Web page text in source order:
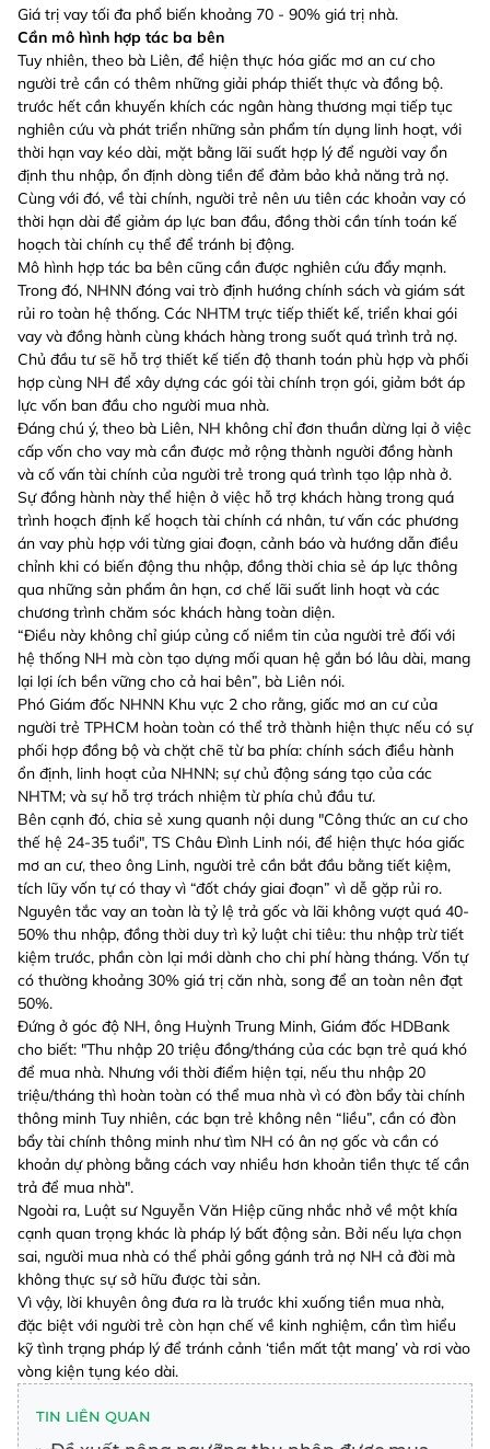
Giá trị vay tối đa phổ biến khoảng 70 - 90% giá trị nhà.
Cần mô hình hợp tác ba bên
Tuy nhiên, theo bà Liên, để hiện thực hóa giấc mơ an cư cho
người trẻ cần có thêm những giải pháp thiết thực và đồng bộ.
trước hết cần khuyến khích các ngân hàng thương mại tiếp tục
nghiên cứu và phát triển những sản phẩm tín dụng linh hoạt, với
thời hạn vay kéo dài, mặt bằng lãi suất hợp lý để người vay ổn
định thu nhập, ổn định dòng tiền để đảm bảo khả năng trả nợ.
Cùng với đó, về tài chính, người trẻ nên ưu tiên các khoản vay có
thời hạn dài để giảm áp lực ban đầu, đồng thời cần tính toán kế
hoạch tài chính cụ thể để tránh bị động.
Mô hình hợp tác ba bên cũng cần được nghiên cứu đẩy mạnh.
Trong đó, NHNN đóng vai trò định hướng chính sách và giám sát
rủi ro toàn hệ thống. Các NHTM trực tiếp thiết kế, triển khai gói
vay và đồng hành cùng khách hàng trong suốt quá trình trả nợ.
Chủ đầu tư sẽ hỗ trợ thiết kế tiến độ thanh toán phù hợp và phối
hợp cùng NH để xây dựng các gói tài chính trọn gói, giảm bớt áp
lực vốn ban đầu cho người mua nhà.
Đáng chú ý, theo bà Liên, NH không chỉ đơn thuần dừng lại ở việc
cấp vốn cho vay mà cần được mở rộng thành người đồng hành
và cố vấn tài chính của người trẻ trong quá trình tạo lập nhà ở.
Sự đồng hành này thể hiện ở việc hỗ trợ khách hàng trong quá
trình hoạch định kế hoạch tài chính cá nhân, tư vấn các phương
án vay phù hợp với từng giai đoạn, cảnh báo và hướng dẫn điều
chỉnh khi có biến động thu nhập, đồng thời chia sẻ áp lực thông
qua những sản phẩm ân hạn, cơ chế lãi suất linh hoạt và các
chương trình chăm sóc khách hàng toàn diện.
“Điều này không chỉ giúp củng cố niềm tin của người trẻ đối với
hệ thống NH mà còn tạo dựng mối quan hệ gắn bó lâu dài, mang
lại lợi ích bền vững cho cả hai bên”, bà Liên nói.
Phó Giám đốc NHNN Khu vực 2 cho rằng, giấc mơ an cư của
người trẻ TPHCM hoàn toàn có thể trở thành hiện thực nếu có sự
phối hợp đồng bộ và chặt chẽ từ ba phía: chính sách điều hành
ổn định, linh hoạt của NHNN; sự chủ động sáng tạo của các
NHTM; và sự hỗ trợ trách nhiệm từ phía chủ đầu tư.
Bên cạnh đó, chia sẻ xung quanh nội dung "Công thức an cư cho
thế hệ 24-35 tuổi", TS Châu Đình Linh nói, để hiện thực hóa giấc
mơ an cư, theo ông Linh, người trẻ cần bắt đầu bằng tiết kiệm,
tích lũy vốn tự có thay vì “đốt cháy giai đoạn” vì dễ gặp rủi ro.
Nguyên tắc vay an toàn là tỷ lệ trả gốc và lãi không vượt quá 40-
50% thu nhập, đồng thời duy trì kỷ luật chi tiêu: thu nhập trừ tiết
kiệm trước, phần còn lại mới dành cho chi phí hàng tháng. Vốn tự
có thường khoảng 30% giá trị căn nhà, song để an toàn nên đạt
50%.
Đứng ở góc độ NH, ông Huỳnh Trung Minh, Giám đốc HDBank
cho biết: "Thu nhập 20 triệu đồng/tháng của các bạn trẻ quá khó
để mua nhà. Nhưng với thời điểm hiện tại, nếu thu nhập 20
triệu/tháng thì hoàn toàn có thể mua nhà vì có đòn bẩy tài chính
thông minh Tuy nhiên, các bạn trẻ không nên “liều”, cần có đòn
bẩy tài chính thông minh như tìm NH có ân nợ gốc và cần có
khoản dự phòng bằng cách vay nhiều hơn khoản tiền thực tế cần
trả để mua nhà".
Ngoài ra, Luật sư Nguyễn Văn Hiệp cũng nhắc nhở về một khía
cạnh quan trọng khác là pháp lý bất động sản. Bởi nếu lựa chọn
sai, người mua nhà có thể phải gồng gánh trả nợ NH cả đời mà
không thực sự sở hữu được tài sản.
Vì vậy, lời khuyên ông đưa ra là trước khi xuống tiền mua nhà,
đặc biệt với người trẻ còn hạn chế về kinh nghiệm, cần tìm hiểu
kỹ tình trạng pháp lý để tránh cảnh ‘tiền mất tật mang’ và rơi vào
vòng kiện tụng kéo dài.
TIN LIÊN QUAN